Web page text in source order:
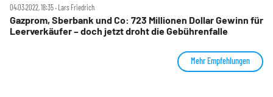
04.03.2022, 18:35 ‧ Lars Friedrich
Gazprom, Sberbank und Co: 723 Millionen Dollar Gewinn für
Leerverkäufer – doch jetzt droht die Gebührenfalle
Mehr Empfehlungen